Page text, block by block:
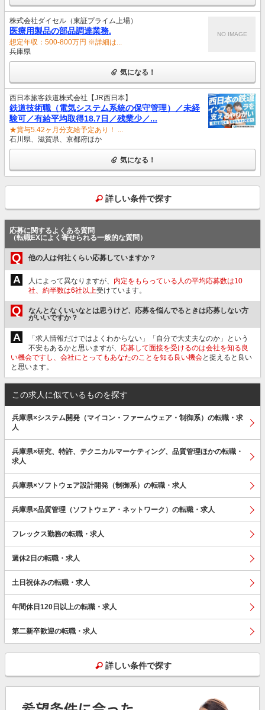
株式会社ダイセル（東証プライム上場）
医療用製品の部品調達業務.
想定年収：500-800万円 ※詳細は...
兵庫県
NO IMAGE
気になる！
西日本旅客鉄道株式会社【JR西日本】
鉄道技術職（電気システム系統の保守管理）／未経
験可／有給平均取得18.7日／残業少／...
★賞与5.42ヶ月分支給予定あり！ ...
石川県、滋賀県、京都府ほか
気になる！
詳しい条件で探す
応募に関するよくある質問
（転職EXによく寄せられる一般的な質問）
Q 他の人は何社くらい応募していますか？
A 人によって異なりますが、 内定をもらっている人の平均応募数は10
社、約半数は6社以上受けています。
Q
なんとなくいいなとは思うけど、応募を悩んでるときは応募しない方
がいいですか？
A
「求人情報だけではよくわからない」「自分で大丈夫なのか」という
不安もあるかと思いますが、 応募して面接を受けるのは会社を知る良
い機会ですし、会社にとってもあなたのことを知る良い機会と捉えると良い
と思います。
この求人に似ているものを探す
兵庫県×システム開発（マイコン・ファームウェア・制御系）の転職・求
人
兵庫県×研究、特許、テクニカルマーケティング、品質管理ほかの転職・
求人
兵庫県×ソフトウェア設計開発（制御系）の転職・求人
兵庫県×品質管理（ソフトウェア・ネットワーク）の転職・求人
フレックス勤務の転職・求人
週休2日の転職・求人
土日祝休みの転職・求人
年間休日120日以上の転職・求人
第二新卒歓迎の転職・求人
詳しい条件で探す